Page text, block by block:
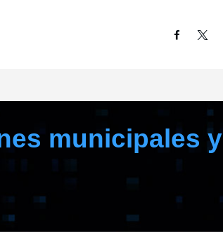
municipales y